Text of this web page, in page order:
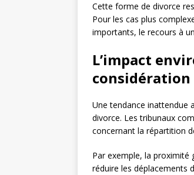
Cette forme de divorce
Pour les cas plus
importants, le recours à
L’impact
considération
Une tendance inattendue
divorce. Les tribunaux
concernant la répartition
Par exemple, la proximité
réduire les déplacements